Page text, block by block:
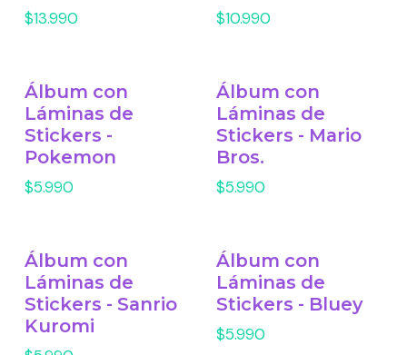
$13.990 $10.990
Álbum con
Láminas de
Stickers -
Pokemon
$5.990
Álbum con
Láminas de
Stickers - Mario
Bros.
$5.990
Álbum con
Láminas de
Stickers - Sanrio
Kuromi
Álbum con
Láminas de
Stickers - Bluey
$5.990